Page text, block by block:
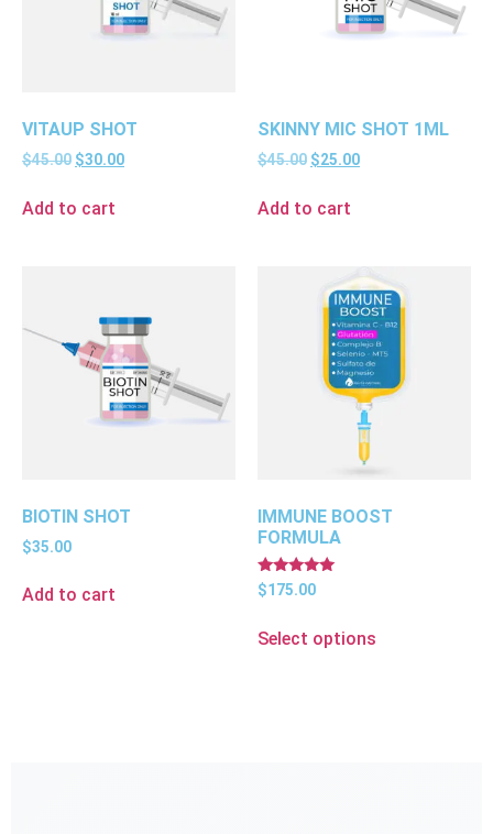
VITAUP SHOT
$45.00 $30.00
Add to cart
SKINNY MIC SHOT 1ML
$45.00 $25.00
Add to cart
BIOTIN SHOT
$35.00
Add to cart
IMMUNE BOOST
FORMULA
Rated
5.00
$175.00
Select options